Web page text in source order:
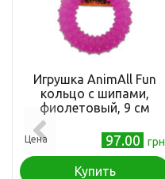
Игрушка AnimAll Fun
кольцо с шипами,
фиолетовый, 9 см
Цена 97.00 грн
Купить